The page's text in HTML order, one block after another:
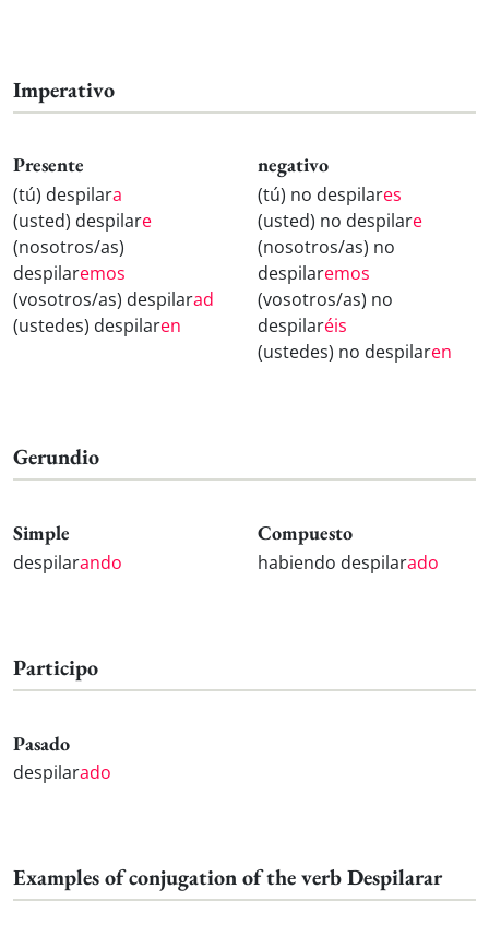
Imperativo
Presente
(tú) despilara
(usted) despilare
(nosotros/as)
despilaremos
(vosotros/as) despilarad
(ustedes) despilaren
negativo
(tú) no despilares
(usted) no despilare
(nosotros/as) no
despilaremos
(vosotros/as) no
despilaréis
(ustedes) no despilaren
Gerundio
Simple
despilarando
Compuesto
habiendo despilarado
Participo
Pasado
despilarado
Examples of conjugation of the verb Despilarar